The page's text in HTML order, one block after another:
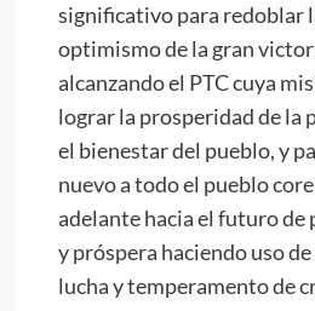
significativo para redoblar
optimismo de la gran
alcanzando el PTC cuya
lograr la prosperidad de la
el bienestar del pueblo, y
nuevo a todo el pueblo
adelante hacia el futuro de
y próspera haciendo uso
lucha y temperamento de